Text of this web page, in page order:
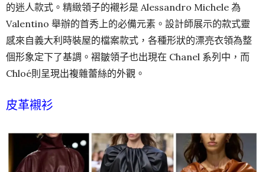
的迷人款式。精緻領子的襯衫是 Alessandro Michele 為
Valentino 舉辦的首秀上的必備元素。設計師展示的款式靈
感來自義大利時裝屋的檔案款式，各種形狀的漂亮衣領為整
個形象定下了基調。褶皺領子也出現在 Chanel 系列中，而
Chloé則呈現出複雜蕾絲的外觀。
皮革襯衫